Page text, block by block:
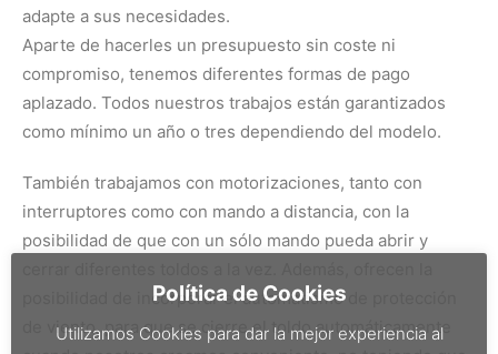
adapte a sus necesidades.
Aparte de hacerles un presupuesto sin coste ni
compromiso, tenemos diferentes formas de pago
aplazado. Todos nuestros trabajos están garantizados
como mínimo un año o tres dependiendo del modelo.
También trabajamos con motorizaciones, tanto con
interruptores como con mando a distancia, con la
posibilidad de que con un sólo mando pueda abrir y
posibilidad de incorporar el automatismo de protección
de viento, para que se cierre el toldo automáticamente
Política de Cookies
Utilizamos Cookies para dar la mejor experiencia al